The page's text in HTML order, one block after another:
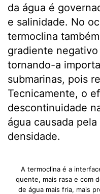
da água é
e salinidade. No
termoclina
gradiente
tornando-a
submarinas, pois
Tecnicamente, o
descontinuidade
água causada
densidade.
A termoclina é a
quente, mais rasa e com
de água mais fria, mais